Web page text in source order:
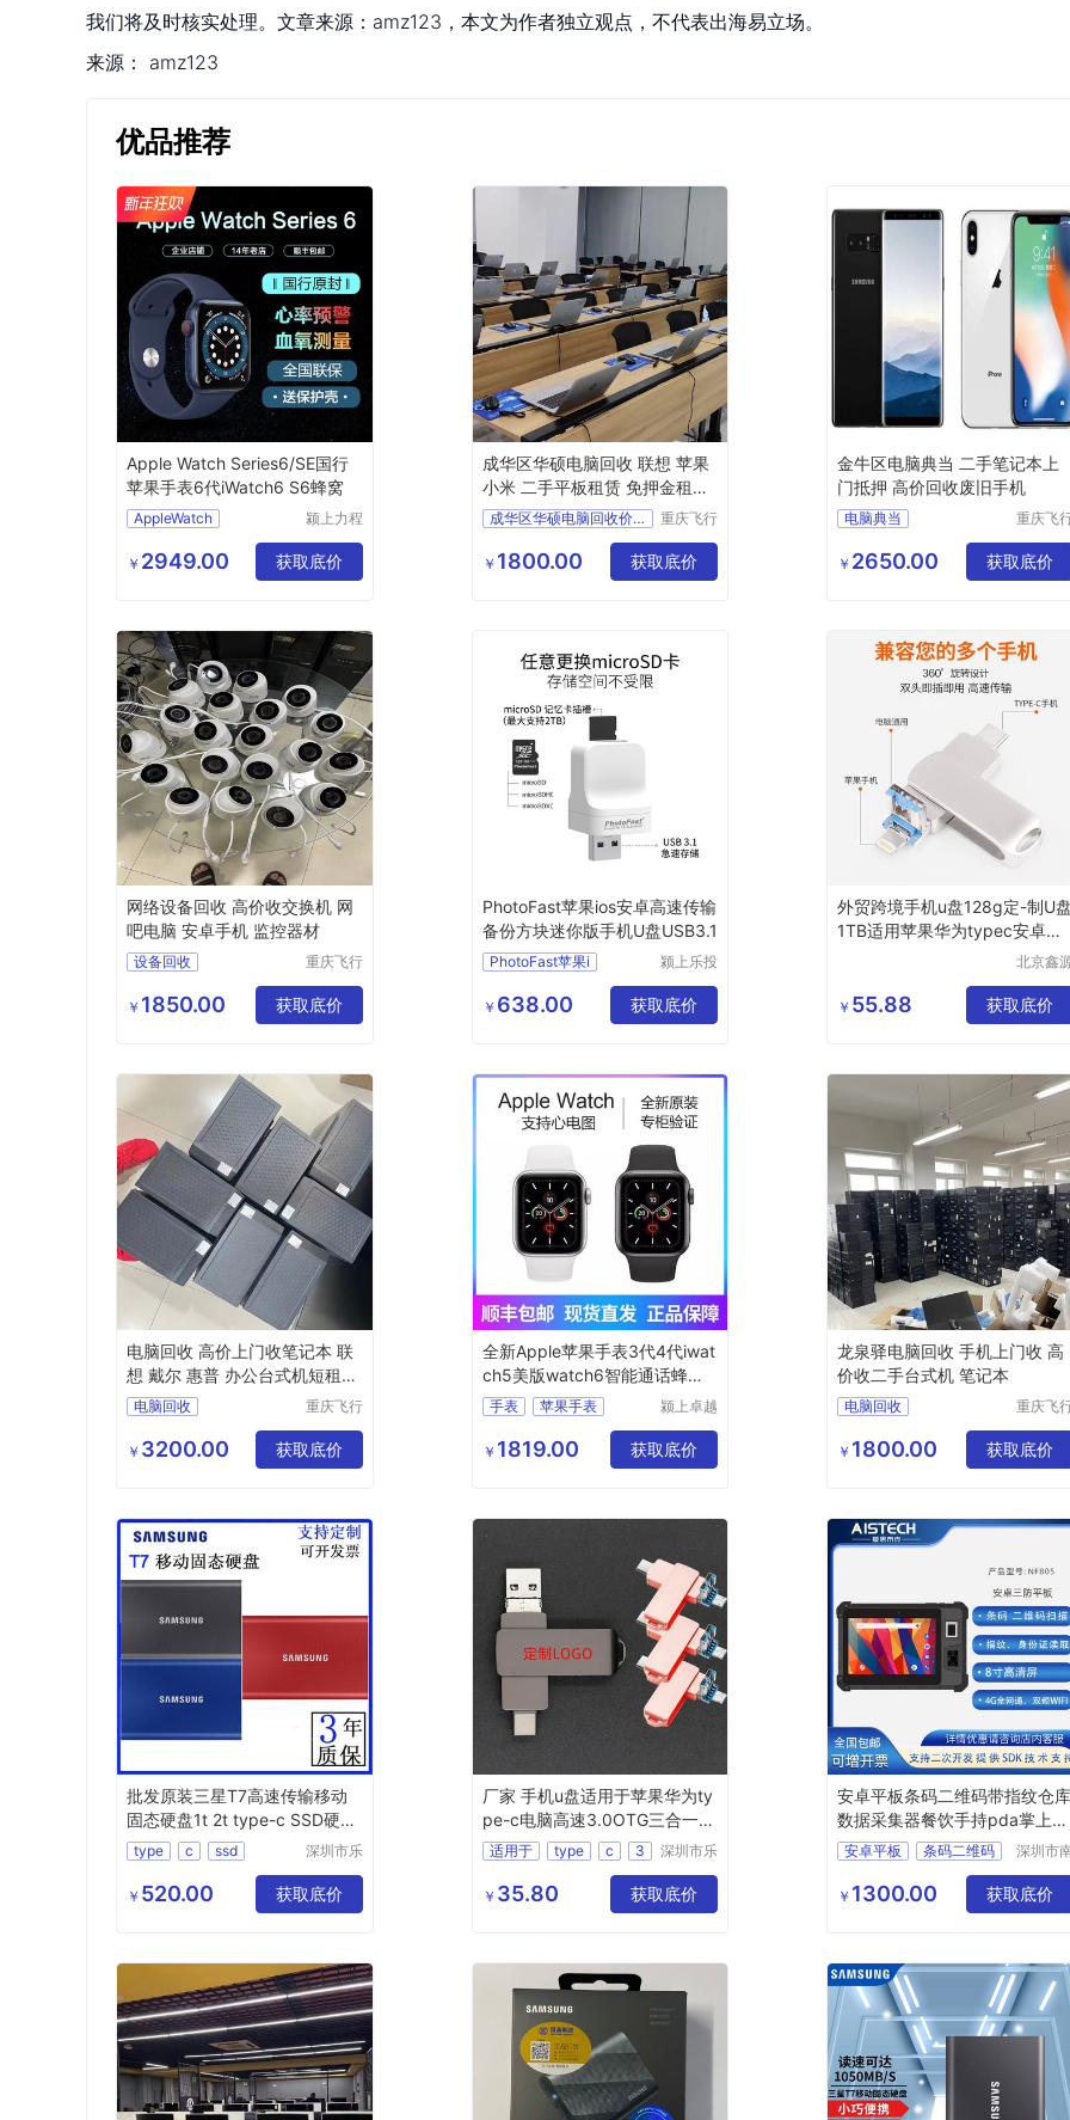
我们将及时核实处理。文章来源：amz123，本文为作者独立观点，不代表出海易立场。
来源： amz123
优品推荐
Apple Watch Series6/SE国行
苹果手表6代iWatch6 S6蜂窝
AppleWatch
iWatch6S6
国行苹果手表
颍上力程
有限公司
￥ 2949.00 获取底价
成华区华硕电脑回收 联想 苹果
小米 二手平板租赁 免押金租台
式机
成华区华硕电脑回收价格
重庆飞行
限公司
￥ 1800.00 获取底价
金牛区电脑典当 二手笔记本上
门抵押 高价回收废旧手机
电脑典当
重庆飞
限公司
￥ 2650.00 获取底价
网络设备回收 高价收交换机 网
吧电脑 安卓手机 监控器材
设备回收
重庆飞行
限公司
￥ 1850.00 获取底价
PhotoFast苹果ios安卓高速传输
备份方块迷你版手机U盘USB3.1
PhotoFast苹果i
颍上乐投
有限公司
￥ 638.00 获取底价
外贸跨境手机u盘128g定-制U
1TB适用苹果华为typec安卓电
北京鑫
有限公
￥ 55.88 获取底价
电脑回收 高价上门收笔记本 联
想 戴尔 惠普 办公台式机短租
长租
电脑回收
重庆飞行
限公司
￥ 3200.00 获取底价
全新Apple苹果手表3代4代iwat
ch5美版watch6智能通话蜂窝
心电图SE
手表
苹果手表
苹果手表3代4代
颍上卓越
有限公司
￥ 1819.00 获取底价
龙泉驿电脑回收 手机上门收 高
价收二手台式机 笔记本
电脑回收
重庆飞
限公司
￥ 1800.00 获取底价
批发原装三星T7高速传输移动
固态硬盘1t 2t type-c SSD硬件
加密
type c ssd
深圳市乐
技有限公
司
￥ 520.00 获取底价
厂家 手机u盘适用于苹果华为ty
pe-c电脑高速3.0OTG三合一u
盘适用于 type c
3
深圳市乐
技有限公
司
￥ 35.80 获取底价
安卓平板条码二维码带指纹仓
数据采集器餐饮手持pda掌上电
脑安卓平板
条码二维码
仓库数据采集器
深圳市
技有限
司
￥ 1300.00 获取底价